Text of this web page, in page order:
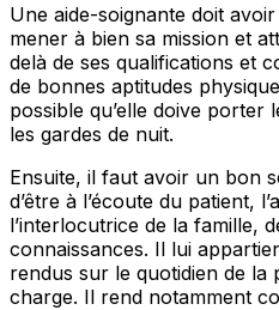
Une aide-soignante doit
mener à bien sa mission et
delà de ses qualifications et
de bonnes aptitudes
possible qu’elle doive porter
les gardes de nuit.
Ensuite, il faut avoir un bon
d’être à l’écoute du patient,
l’interlocutrice de la famille,
connaissances. Il lui
rendus sur le quotidien de la
charge. Il rend notamment